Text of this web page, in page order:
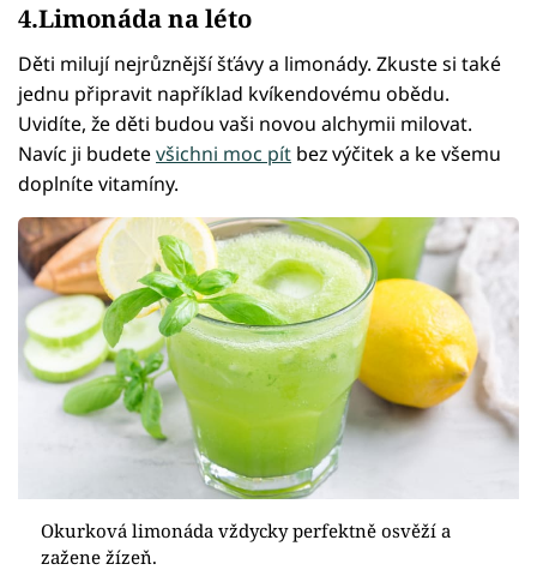
4.Limonáda na léto
Děti milují nejrůznější šťávy a limonády. Zkuste si také
jednu připravit například kvíkendovému obědu.
Uvidíte, že děti budou vaši novou alchymii milovat.
Navíc ji budetevšichni moc pít bez výčitek a ke všemu
doplníte vitamíny.
Okurková limonáda vždycky perfektně osvěží a
zažene žízeň.